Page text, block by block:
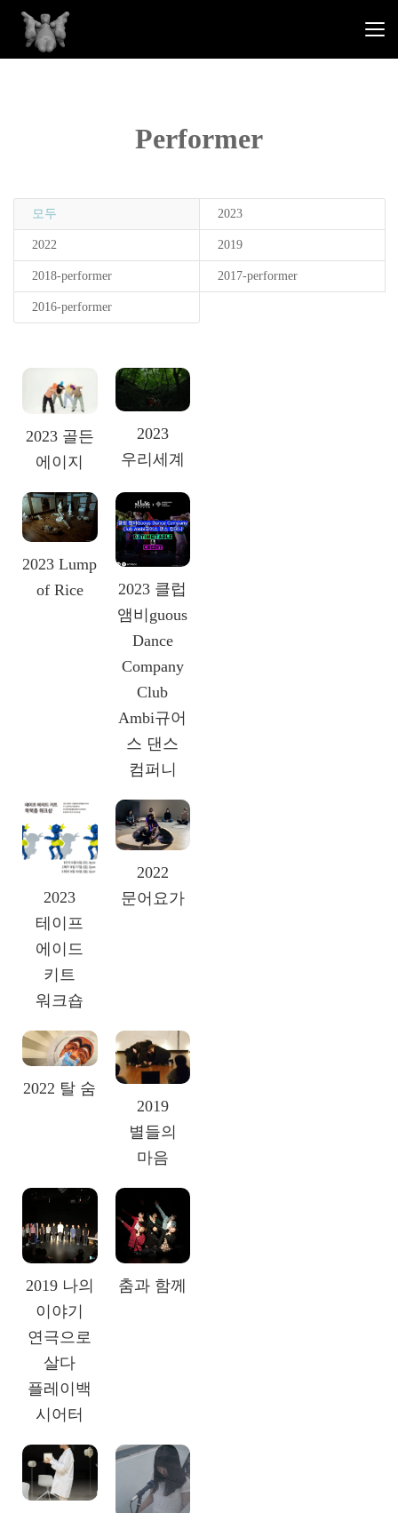
Performer
모두 2023
2022 2019
2018-performer 2017-performer
2016-performer
2023 골든
에이지
2023
우리세계
2023 Lump
of Rice
2023 클럽
앰비guous
Dance
Company
Club
Ambi규어
스 댄스
컴퍼니
2023
테이프
에이드
키트
워크숍
2022
문어요가
2022 탈 숨
2019
별들의
마음
2019 나의
이야기
연극으로
살다
플레이백
시어터
춤과 함께